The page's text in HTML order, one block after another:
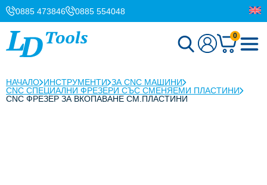
0885 473846 0885 554048
0
НАЧАЛО ИНСТРУМЕНТИ ЗА CNC МАШИНИ
CNC СПЕЦИАЛНИ ФРЕЗЕРИ СЪС СМЕНЯЕМИ ПЛАСТИНИ
CNC ФРЕЗЕР ЗА ВКОПАВАНЕ СМ.ПЛАСТИНИ